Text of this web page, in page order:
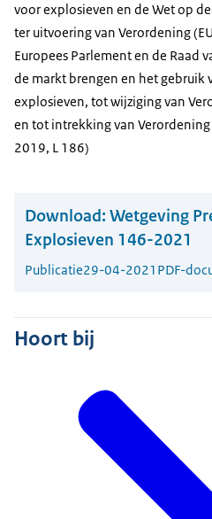
voor explosieven en de Wet op
ter uitvoering van Verordening
Europees Parlement en de Raad
de markt brengen en het gebruik
explosieven, tot wijziging van
en tot intrekking van Verordening
2019, L 186)
Download: Wetgeving
Explosieven 146-2021
Publicatie29-04-2021 PDF-
Hoort bij